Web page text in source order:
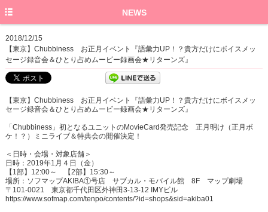
NEWS
2018/12/15
【東京】Chubbiness お正月イベント『語彙力UP！？貴方だけにボイスメッ
セージ録音会＆ひとり占めムービー録画会★リターンズ』
【東京】Chubbiness お正月イベント『語彙力UP！？貴方だけにボイスメッ
セージ録音会＆ひとり占めムービー録画会★リターンズ』
「Chubbiness」初となるユニットのMovieCard発売記念 正月明け（正月ボ
ケ！？）ミニライブ＆特典会の開催決定！
＜日時・会場・対象店舗＞
日時：2019年1月４日（金）
【1部】12:00～ 【2部】15:30～
場所：ソフマップAKIBA①号店 サブカル・モバイル館 8F マップ劇場
〒101-0021 東京都千代田区外神田3-13-12 IMYビル
https://www.sofmap.com/tenpo/contents/?id=shops&sid=akiba01
PROFILE
NEWS
SCHEDULE
DISCO
GOODS
BLOG